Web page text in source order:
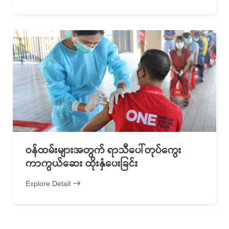
ဝန်ထမ်းများအတွက် ရာသီပေါ်တုပ်ကွေး
ကာကွယ်ဆေး ထိုးနှံပေးခြင်း
Explore Detail